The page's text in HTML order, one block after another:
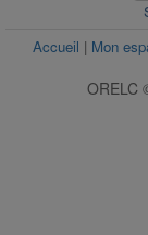
Accueil | Mon
ORELC